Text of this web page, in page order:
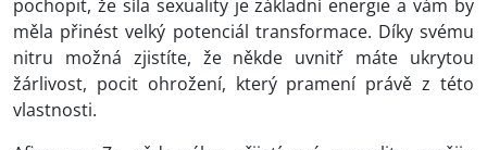
pochopit, že síla sexuality je základní energie a vám by
měla přinést velký potenciál transformace. Díky svému
nitru možná zjistíte, že někde uvnitř máte ukrytou
žárlivost, pocit ohrožení, který pramení právě z této
vlastnosti.